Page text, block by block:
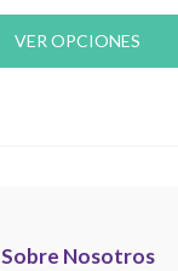
VER OPCIONES
Sobre Nosotros